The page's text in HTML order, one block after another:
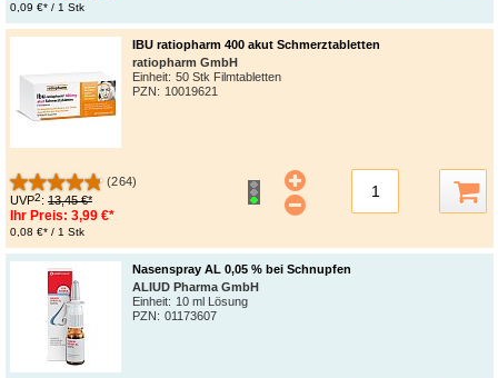
0,09 €* / 1 Stk
IBU ratiopharm 400 akut Schmerztabletten
ratiopharm GmbH
Einheit: 50 Stk Filmtabletten
PZN: 10019621
(264)
UVP2: 13,45 €*
Ihr Preis: 3,99 €*
0,08 €* / 1 Stk
Nasenspray AL 0,05 % bei Schnupfen
ALIUD Pharma GmbH
Einheit: 10 ml Lösung
PZN: 01173607